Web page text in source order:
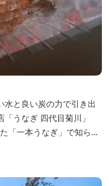
「一本うなぎ」で知られ
皮をパリッと焼き上げて
を実現。 鮮度抜群の鰻を